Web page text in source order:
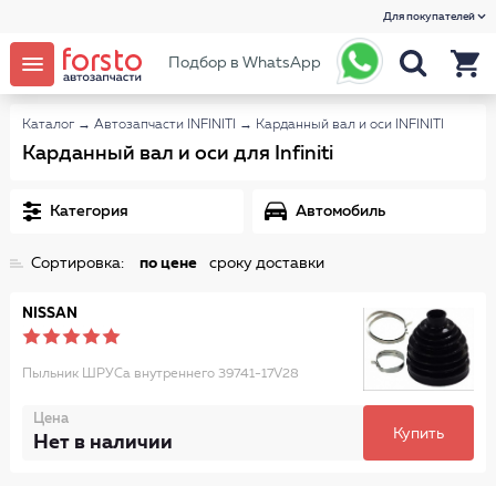
Для покупателей
Подбор в WhatsApp
Каталог → Автозапчасти INFINITI → Карданный вал и оси INFINITI
Карданный вал и оси для Infiniti
Категория Автомобиль
Сортировка: по цене сроку доставки
NISSAN
Пыльник ШРУСа внутреннего 39741-17V28
Цена
Нет в наличии Купить